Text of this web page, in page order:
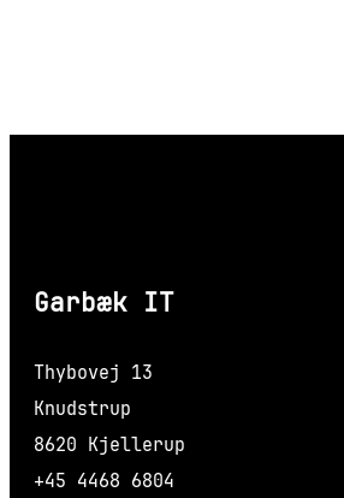
Garbæk IT
Thybovej 13
Knudstrup
8620 Kjellerup
+45 4468 6804